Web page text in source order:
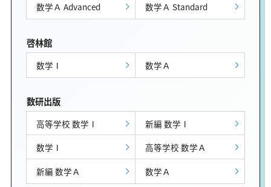
数学Ａ Advanced
数学Ａ Standard
啓林館
数学Ⅰ 数学Ａ
数研出版
高等学校 数学Ⅰ
新編 数学Ⅰ
数学Ⅰ
高等学校 数学Ａ
新編 数学Ａ
数学Ａ